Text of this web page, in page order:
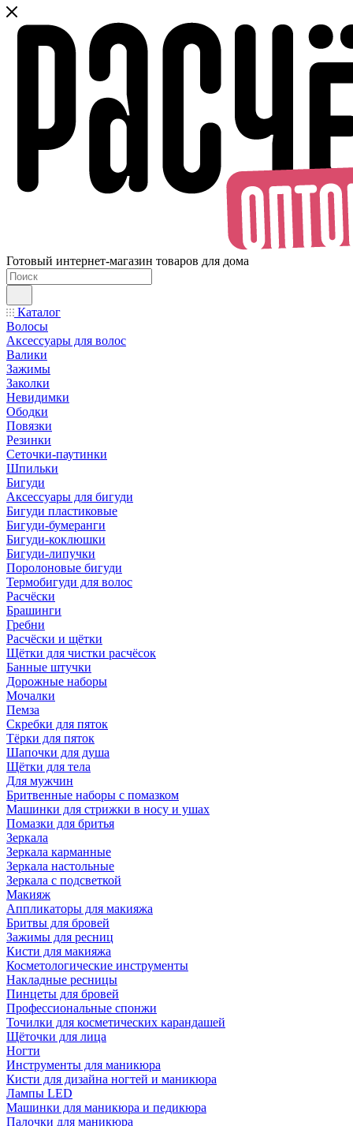
Готовый интернет-магазин товаров для дома
Каталог
Волосы
Аксессуары для волос
Валики
Зажимы
Заколки
Невидимки
Ободки
Повязки
Резинки
Сеточки-паутинки
Шпильки
Бигуди
Аксессуары для бигуди
Бигуди пластиковые
Бигуди-бумеранги
Бигуди-коклюшки
Бигуди-липучки
Поролоновые бигуди
Термобигуди для волос
Расчёски
Брашинги
Гребни
Расчёски и щётки
Щётки для чистки расчёсок
Банные штучки
Дорожные наборы
Мочалки
Пемза
Скребки для пяток
Тёрки для пяток
Шапочки для душа
Щётки для тела
Для мужчин
Бритвенные наборы с помазком
Машинки для стрижки в носу и ушах
Помазки для бритья
Зеркала
Зеркала карманные
Зеркала настольные
Зеркала с подсветкой
Макияж
Аппликаторы для макияжа
Бритвы для бровей
Зажимы для ресниц
Кисти для макияжа
Косметологические инструменты
Накладные ресницы
Пинцеты для бровей
Профессиональные спонжи
Точилки для косметических карандашей
Щёточки для лица
Ногти
Инструменты для маникюра
Кисти для дизайна ногтей и маникюра
Лампы LED
Машинки для маникюра и педикюра
Палочки для маникюра